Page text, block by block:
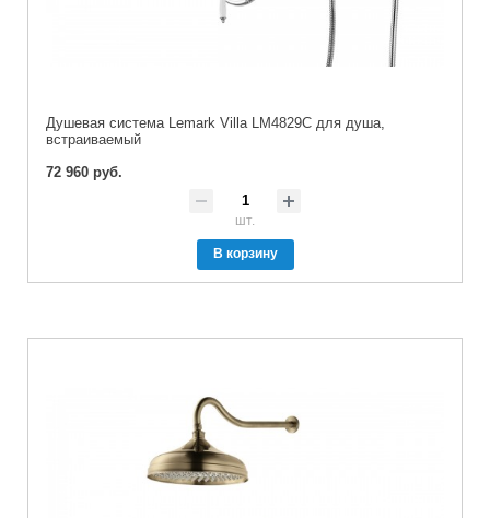
Душевая система Lemark Villa LM4829C для душа,
встраиваемый
72 960 руб.
шт.
В корзину